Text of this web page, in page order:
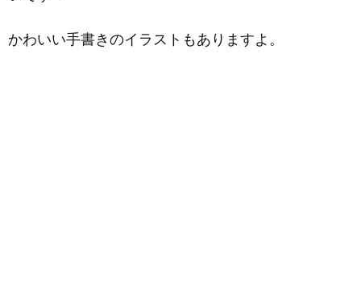
かわいい手書きのイラストもありますよ。